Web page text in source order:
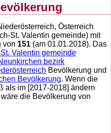
Österreich
St. Valentin gemeinde) mit
von 151 (am 01.01.2018). Das
Valentin gemeinde
bezirk
Bevölkerung und
Bevölkerung. Wenn die
als im [2017-2018] ändern
die Bevölkerung von